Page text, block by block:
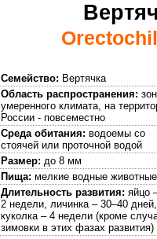
Семейство: Вертячка
Область распространения:
умеренного климата, на
России - повсеместно
Среда обитания: водоемы со
стоячей или проточной водой
Размер: до 8 мм
Пища: мелкие водные животные
Длительность развития: яйцо
2 недели, личинка – 30–40 дней,
куколка – 4 недели (кроме
зимовки в этих фазах развития)